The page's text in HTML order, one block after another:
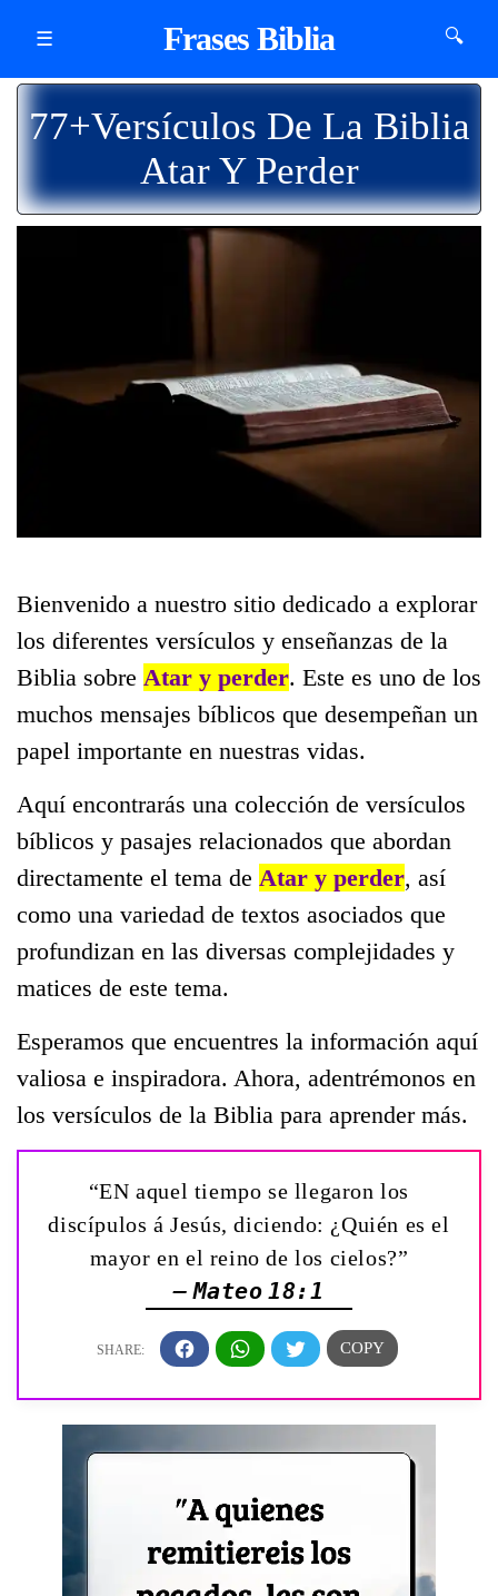
☰ Frases Biblia 🔍
77+Versículos De La Biblia
Atar Y Perder
Bienvenido a nuestro sitio dedicado a explorar
los diferentes versículos y enseñanzas de la
Biblia sobre Atar y perder. Este es uno de los
muchos mensajes bíblicos que desempeñan un
papel importante en nuestras vidas.
Aquí encontrarás una colección de versículos
bíblicos y pasajes relacionados que abordan
directamente el tema de Atar y perder, así
como una variedad de textos asociados que
profundizan en las diversas complejidades y
matices de este tema.
Esperamos que encuentres la información aquí
valiosa e inspiradora. Ahora, adentrémonos en
los versículos de la Biblia para aprender más.
“EN aquel tiempo se llegaron los
discípulos á Jesús, diciendo: ¿Quién es el
mayor en el reino de los cielos?”
— Mateo 18:1